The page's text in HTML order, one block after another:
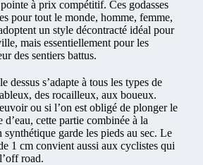
à prix compétitif. Ces godasses
pour tout le monde, homme, femme,
un style décontracté idéal pour
mais essentiellement pour les
des sentiers battus.
dessus s’adapte à tous les types de
des rocailleux, aux boueux.
ou si l’on est obligé de plonger le
cette partie combinée à la
synthétique garde les pieds au sec. Le
1 cm convient aussi aux cyclistes qui
road.